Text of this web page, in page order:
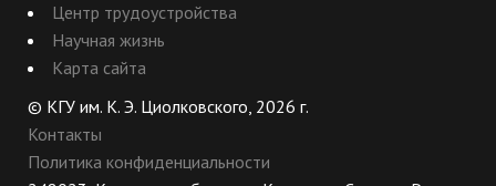
Центр трудоустройства
Научная жизнь
Карта сайта
© КГУ им. К. Э. Циолковского, 2026 г.
Контакты
Политика конфиденциальности